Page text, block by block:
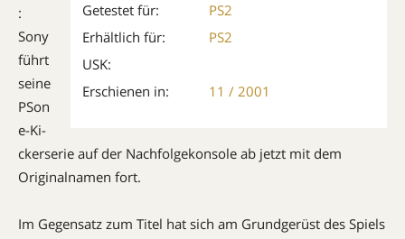
Getestet für:
PS2
Erhältlich für:
PS2
USK:
Erschienen in:
11 / 2001
:
Sony
führt
seine
PSon
e-Ki­
cker­serie auf der Nach­folge­konsole ab jetzt mit dem
Original­namen fort.
Im Gegensatz zum Titel hat sich am Grundgerüst des Spiels